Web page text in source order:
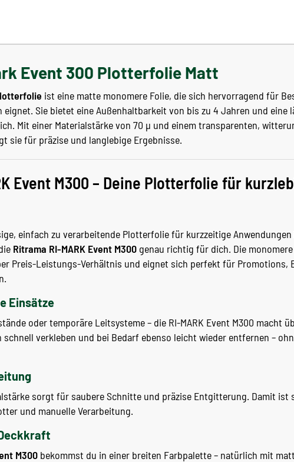
Event 300 Plotterfolie Matt
ist eine matte monomere Folie, die sich hervorragend für
eignet. Sie bietet eine Außenhaltbarkeit von bis zu 4 Jahren und eine
Mit einer Materialstärke von 70 µ und einem transparenten,
sie für präzise und langlebige Ergebnisse.
Event M300 – Deine Plotterfolie für
einfach zu verarbeitende Plotterfolie für kurzzeitige
Ritrama RI-MARK Event M300 genau richtig für dich. Die monomere
Preis-Leistungs-Verhältnis und eignet sich perfekt für Promotions,
Einsätze
oder temporäre Leitsysteme – die RI-MARK Event M300 macht
schnell verkleben und bei Bedarf ebenso leicht wieder entfernen –
sorgt für saubere Schnitte und präzise Entgitterung. Damit ist
und manuelle Verarbeitung.
M300 bekommst du in einer breiten Farbpalette – natürlich mit